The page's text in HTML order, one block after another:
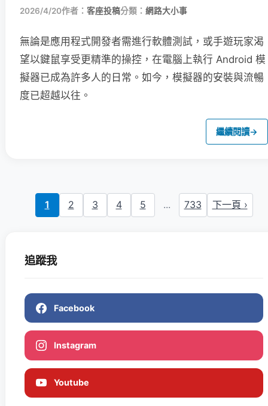
2026/4/20作者： 客座投稿分類： 網路大小事
無論是應用程式開發者需進行軟體測試，或手遊玩家渴
望以鍵鼠享受更精準的操控，在電腦上執行 Android 模
擬器已成為許多人的日常。如今，模擬器的安裝與流暢
度已超越以往。
繼續閱讀→
1 2 3 4 5 ... 733 下一頁 ›
追蹤我
Facebook
Instagram
Youtube